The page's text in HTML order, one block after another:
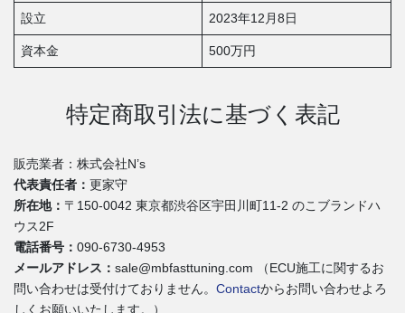
設立 2023年12月8日
資本金 500万円
特定商取引法に基づく表記
販売業者：株式会社N’s
代表責任者： 更家守
所在地： 〒150-0042 東京都渋谷区宇田川町11-2 のこブランドハ
ウス2F
電話番号： 090-6730-4953
メールアドレス： sale@mbfasttuning.com （ECU施工に関するお
問い合わせは受付けておりません。 Contactからお問い合わせよろ
しくお願いいたします。）